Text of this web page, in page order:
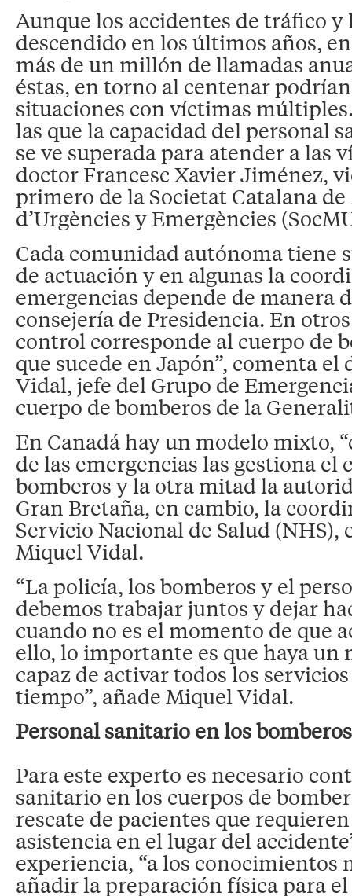
Aunque los accidentes de tráfico
descendido en los últimos años,
más de un millón de llamadas
éstas, en torno al centenar
situaciones con víctimas
las que la capacidad del personal
se ve superada para atender a las
doctor Francesc Xavier Jiménez,
primero de la Societat Catalana
d’Urgències y Emergències
Cada comunidad autónoma tiene
de actuación y en algunas la
emergencias depende de manera
consejería de Presidencia. En
control corresponde al cuerpo de
que sucede en Japón”, comenta
Vidal, jefe del Grupo de
cuerpo de bomberos de la
En Canadá hay un modelo mixto,
de las emergencias las gestiona el
bomberos y la otra mitad la
Gran Bretaña, en cambio, la
Servicio Nacional de Salud (NHS),
Miquel Vidal.
“La policía, los bomberos y el
debemos trabajar juntos y dejar
cuando no es el momento de que
ello, lo importante es que haya un
capaz de activar todos los
tiempo”, añade Miquel Vidal.
Personal sanitario en los bomberos
Para este experto es necesario
sanitario en los cuerpos de
rescate de pacientes que
asistencia en el lugar del
experiencia, “a los conocimientos
añadir la preparación física para el